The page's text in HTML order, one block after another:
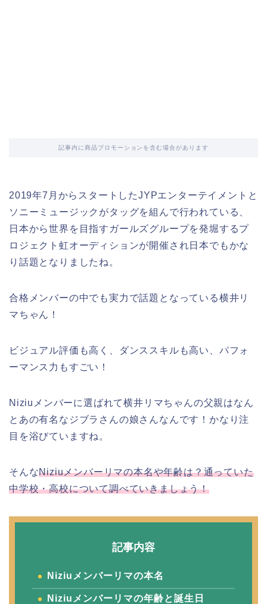
記事内に商品プロモーションを含む場合があります
2019年7月からスタートしたJYPエンターテイメントと
ソニーミュージックがタッグを組んで行われている、
日本から世界を目指すガールズグループを発堀するプ
ロジェクト虹オーディションが開催され日本でもかな
り話題となりましたね。
合格メンバーの中でも実力で話題となっている横井リ
マちゃん！
ビジュアル評価も高く、ダンススキルも高い、パフォ
ーマンス力もすごい！
Niziuメンバーに選ばれて横井リマちゃんの父親はなん
とあの有名なジブラさんの娘さんなんです！かなり注
目を浴びていますね。
そんなNiziuメンバーリマの本名や年齢は？通っていた
中学校・高校について調べていきましょう！
記事内容
Niziuメンバーリマの本名
Niziuメンバーリマの年齢と誕生日